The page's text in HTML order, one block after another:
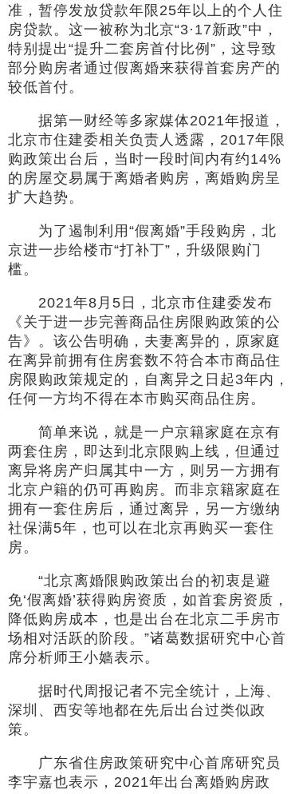
准，暂停发放贷款年限25年以上的个人住
房贷款。这一被称为北京“3·17新政”中，
特别提出“提升二套房首付比例”，这导致
部分购房者通过假离婚来获得首套房产的
较低首付。
据第一财经等多家媒体2021年报道，
北京市住建委相关负责人透露，2017年限
购政策出台后，当时一段时间内有约14%
的房屋交易属于离婚者购房，离婚购房呈
扩大趋势。
为了遏制利用“假离婚”手段购房，北
京进一步给楼市“打补丁”，升级限购门
槛。
2021年8月5日，北京市住建委发布
《关于进一步完善商品住房限购政策的公
告》。该公告明确，夫妻离异的，原家庭
在离异前拥有住房套数不符合本市商品住
房限购政策规定的，自离异之日起3年内，
任何一方均不得在本市购买商品住房。
简单来说，就是一户京籍家庭在京有
两套住房，即达到北京限购上线，但通过
离异将房产归属其中一方，则另一方拥有
北京户籍的仍可再购房。而非京籍家庭在
拥有一套住房后，通过离异，另一方缴纳
社保满5年，也可以在北京再购买一套住
房。
“北京离婚限购政策出台的初衷是避
免‘假离婚’获得购房资质，如首套房资质，
降低购房成本，也是出台在北京二手房市
场相对活跃的阶段。”诸葛数据研究中心首
席分析师王小嫱表示。
据时代周报记者不完全统计，上海、
深圳、西安等地都在先后出台过类似政
策。
广东省住房政策研究中心首席研究员
李宇嘉也表示，2021年出台离婚购房政